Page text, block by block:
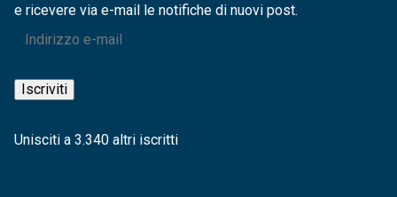
e ricevere via e-mail le notifiche di nuovi post.
Indirizzo
mail
Iscriviti
Unisciti a 3.340 altri iscritti